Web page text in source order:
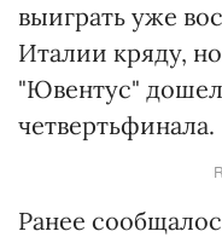
выиграть уже
Италии кряду,
"Ювентус"
четвертьфинала.
Ранее